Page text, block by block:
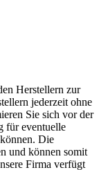
Herstellern zur
jederzeit ohne
Sie sich vor der
für eventuelle
Die
und können somit
Firma verfügt